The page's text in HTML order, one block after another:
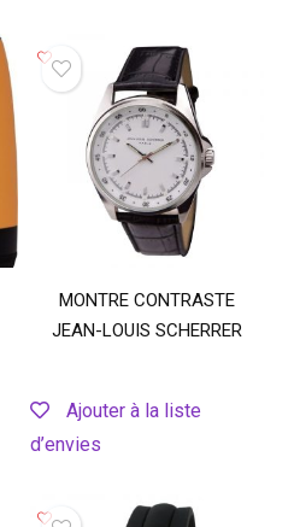
MONTRE CONTRASTE
JEAN-LOUIS SCHERRER
Ajouter à la liste
d’envies